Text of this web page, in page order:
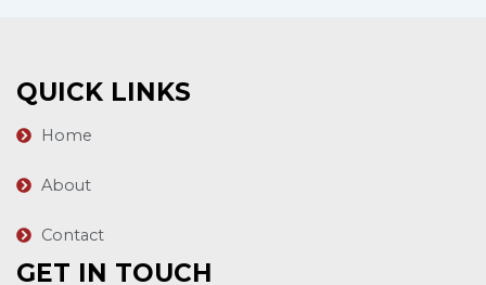
QUICK LINKS
Home
About
Contact
GET IN TOUCH